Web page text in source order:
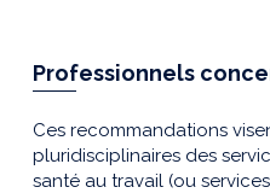
Professionnels
Ces recommandations
pluridisciplinaires des
santé au travail (ou